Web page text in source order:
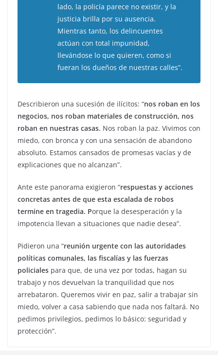
lado, la policía parece no existir, y la
justicia brilla por su ausencia.
Mientras tanto, los delincuentes
actúan con total impunidad,
llevándose lo que quieren, como si
fueran los dueños de nuestras calles”.
Describieron una sucesión de ilícitos: “nos roban en los
negocios, nos roban materiales de construcción, nos
roban en nuestras casas. Nos roban la paz. Vivimos con
miedo, con bronca y con una sensación de abandono
absoluto. Estamos cansados de promesas vacías y de
explicaciones que no alcanzan”.
Ante este panorama exigieron “respuestas y acciones
concretas antes de que esta escalada de robos
termine en tragedia. Porque la desesperación y la
impotencia llevan a situaciones que nadie desea”.
Pidieron una “reunión urgente con las autoridades
políticas comunales, las fiscalías y las fuerzas
policiales para que, de una vez por todas, hagan su
trabajo y nos devuelvan la tranquilidad que nos
arrebataron. Queremos vivir en paz, salir a trabajar sin
miedo, volver a casa sabiendo que nada nos faltará. No
pedimos privilegios, pedimos lo básico: seguridad y
protección”.